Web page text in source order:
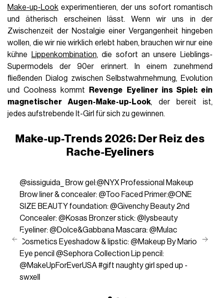
Make-up-Look experimentieren, der uns sofort romantisch
und ätherisch erscheinen lässt. Wenn wir uns in der
Zwischenzeit der Nostalgie einer Vergangenheit hingeben
wollen, die wir nie wirklich erlebt haben, brauchen wir nur eine
kühne
Lippenkombination, die sofort an unsere Lieblings-
Supermodels der 90er erinnert. In einem zunehmend
fließenden Dialog zwischen Selbstwahrnehmung, Evolution
und Coolness kommt
Revenge Eyeliner ins Spiel: ein
magnetischer Augen-Make-up-Look, der bereit ist,
jedes aufstrebende It-Girl für sich zu gewinnen.
Make-up-Trends 2026: Der Reiz des
Rache-Eyeliners
@sissiguida_
Brow gel:@NYX Professional Makeup
Brow liner & concealer: @Too Faced Primer:@ONE
SIZE BEAUTY foundation: @Givenchy Beauty 2nd
Concealer: @Kosas Bronzer stick: @lysbeauty
Eyeliner: @Dolce&Gabbana Mascara: @Mulac
Cosmetics Eyeshadow & lipstic: @Makeup By Mario
Eye pencil @Sephora Collection Lip pencil:
@MakeUpForEverUSA#gift naughty girl sped up -
swxell